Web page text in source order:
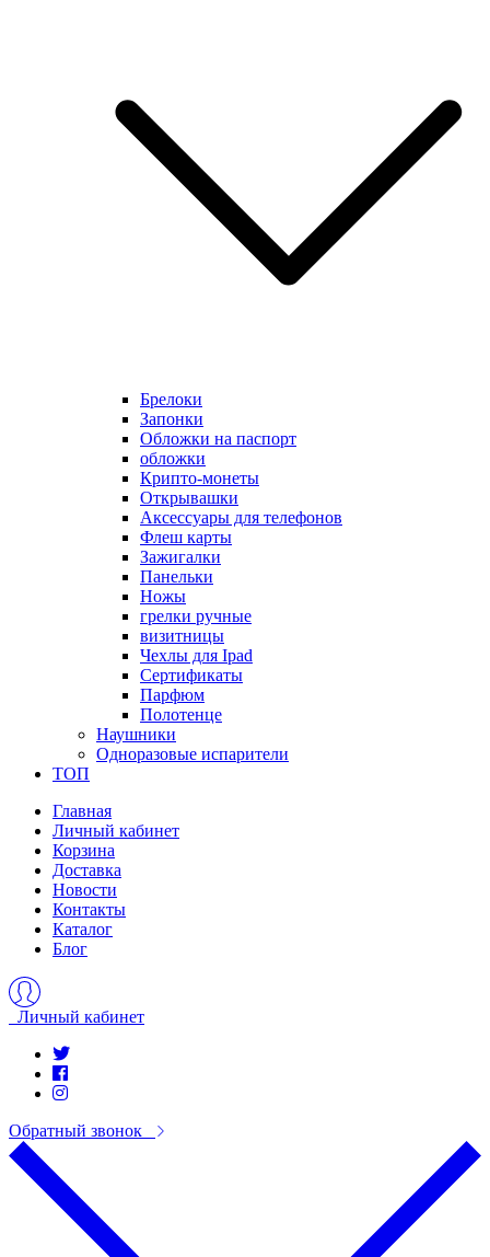
Брелоки
Запонки
Обложки на паспорт
обложки
Крипто-монеты
Открывашки
Аксессуары для телефонов
Флеш карты
Зажигалки
Панельки
Ножы
грелки ручные
визитницы
Чехлы для Ipad
Сертификаты
Парфюм
Полотенце
Наушники
Одноразовые испарители
ТОП
Главная
Личный кабинет
Корзина
Доставка
Новости
Контакты
Каталог
Блог
Личный кабинет
Обратный звонок